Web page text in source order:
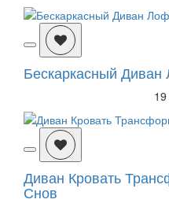
Бескаркасный
Диван Кровать
Снов